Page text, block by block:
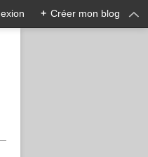
+ Créer mon blog